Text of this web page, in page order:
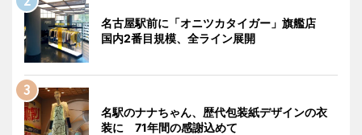
名古屋駅前に「オニツカタイガー」旗艦店
国内2番目規模、全ライン展開
名駅のナナちゃん、歴代包装紙デザインの衣
装に 71年間の感謝込めて